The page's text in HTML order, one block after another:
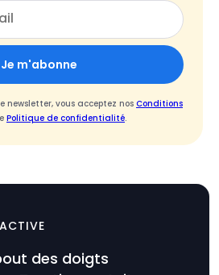
Je m'abonne
newsletter, vous acceptez nos Conditions
Politique de confidentialité.
des doigts